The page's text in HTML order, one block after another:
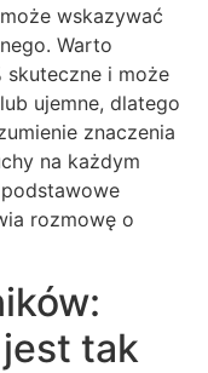
wskazywać
Warto
skuteczne i może
ujemne, dlatego
znaczenia
na każdym
rozmowę o
tak